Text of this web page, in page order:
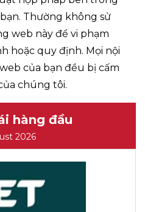
Thường không sử
web này để vi phạm
hoặc quy định. Mọi nội
của bạn đều bị cấm
chúng tôi.
hàng đầu
2026